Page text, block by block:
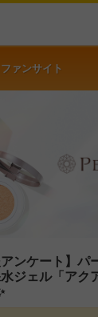
ァンサイト
ンケート】パ
ジェル「アク